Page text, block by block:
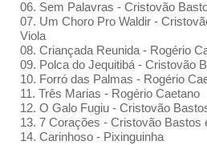
06. Sem Palavras - Cristovão
07. Um Choro Pro Waldir -
Viola
08. Criançada Reunida - Rogério
09. Polca do Jequitibá - Cristovão
10. Forró das Palmas - Rogério
11. Três Marias - Rogério Caetano
12. O Galo Fugiu - Cristovão
13. 7 Corações - Cristovão Bastos
14. Carinhoso - Pixinguinha